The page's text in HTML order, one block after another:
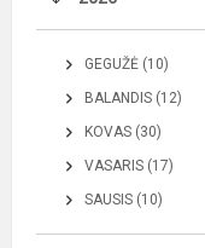
GEGUŽĖ (10)
BALANDIS (12)
KOVAS (30)
VASARIS (17)
SAUSIS (10)